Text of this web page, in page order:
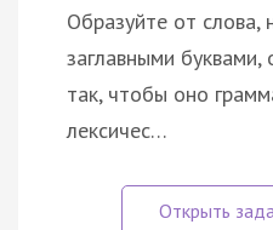
Образуйте от слова,
заглавными
так, чтобы оно
лексичес…